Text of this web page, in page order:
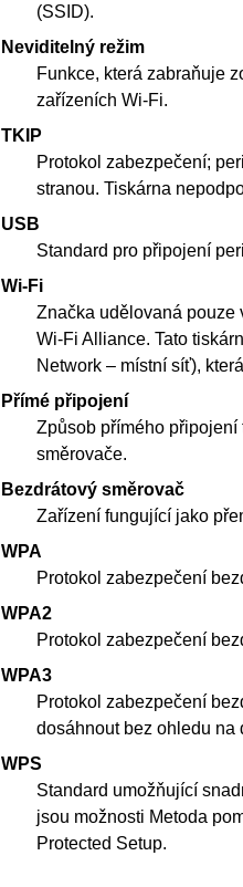
(SSID).
Neviditelný režim
Funkce, která zabraňuje
zařízeních Wi-Fi.
TKIP
Protokol zabezpečení;
stranou. Tiskárna
USB
Standard pro připojení
Wi-Fi
Značka udělovaná pouze
Wi-Fi Alliance. Tato
Network – místní síť),
Přímé připojení
Způsob přímého připojení
směrovače.
Bezdrátový směrovač
Zařízení fungující jako
WPA
Protokol zabezpečení
WPA2
Protokol zabezpečení
WPA3
Protokol zabezpečení
dosáhnout bez ohledu na
WPS
Standard umožňující
jsou možnosti Metoda
Protected Setup.